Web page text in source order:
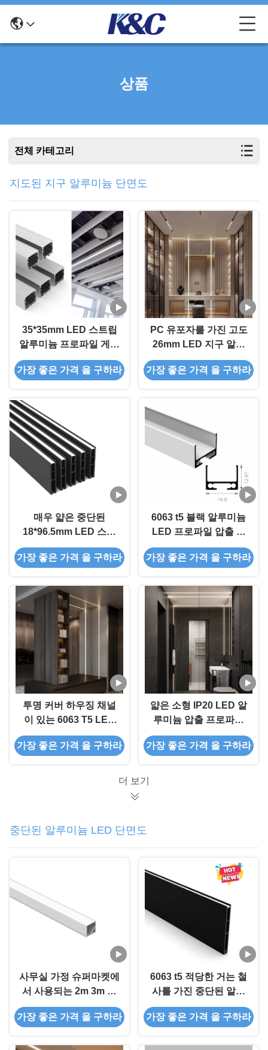
상품
전체 카테고리
지도된 지구 알루미늄 단면도
35*35mm LED 스트립
알루미늄 프로파일 게양
Led 스트립 라이트
가장 좋은 가격 을 구하라
PC 유포자를 가진 고도
26mm LED 지구 알루
미늄 단면도 모래 분사
가장 좋은 가격 을 구하라
매우 얇은 중단된
18*96.5mm LED 스트
립 알루미늄 프로파일
엔드 캡
가장 좋은 가격 을 구하라
6063 t5 블랙 알루미늄
LED 프로파일 압출 방
열판 프로파일
가장 좋은 가격 을 구하라
투명 커버 하우징 채널
이 있는 6063 T5 LED
스트립 알루미늄 프로파
일
가장 좋은 가격 을 구하라
얇은 소형 IP20 LED 알
루미늄 압출 프로파일
방열판 압출
가장 좋은 가격 을 구하라
더 보기
중단된 알루미늄 LED 단면도
사무실 가정 슈퍼마켓에
서 사용되는 2m 3m 알
루미늄 LED 지구 주거
가장 좋은 가격 을 구하라
6063 t5 적당한 거는 철
사를 가진 중단된 알루
미늄 LED 단면도
가장 좋은 가격 을 구하라